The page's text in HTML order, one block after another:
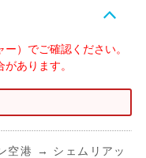
）でご確認ください。
あります。
空港 → シェムリアッ